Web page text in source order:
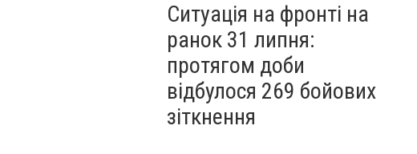
Ситуація на фронті на
ранок 31 липня:
протягом доби
відбулося 269 бойових
зіткнення